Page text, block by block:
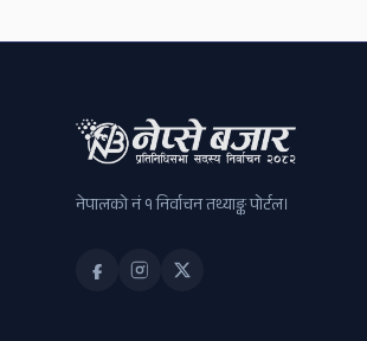
नेपालको नं १ निर्वाचन तथ्याङ्क पोर्टल।